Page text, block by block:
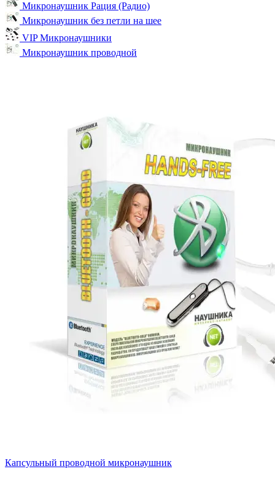
Микронаушник Рация (Радио)
Микронаушник без петли на шее
VIP Микронаушники
Микронаушник проводной
Капсульный проводной микронаушник